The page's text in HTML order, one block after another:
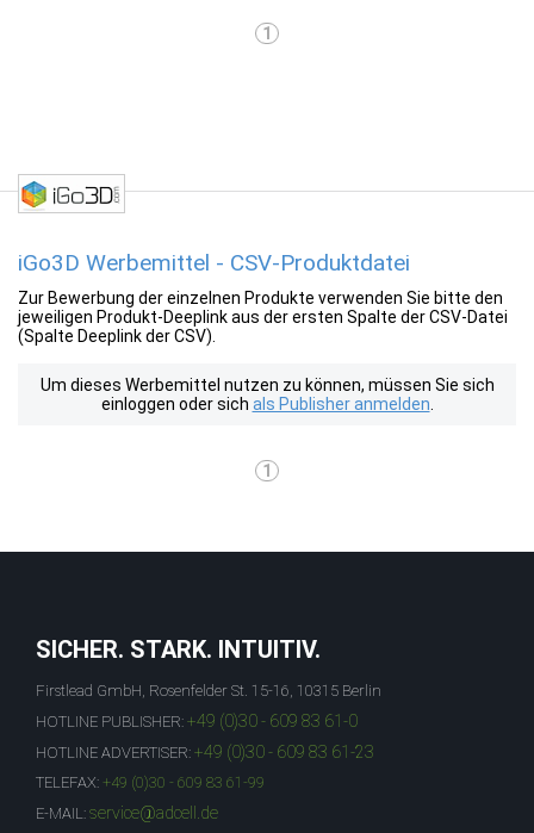
1
iGo3D Werbemittel - CSV-Produktdatei
Zur Bewerbung der einzelnen Produkte verwenden Sie bitte den
jeweiligen Produkt-Deeplink aus der ersten Spalte der CSV-Datei
(Spalte Deeplink der CSV).
Um dieses Werbemittel nutzen zu können, müssen Sie sich
einloggen oder sich als Publisher anmelden
1
SICHER. STARK. INTUITIV.
Firstlead GmbH, Rosenfelder St. 15-16, 10315 Berlin
HOTLINE PUBLISHER: +49 (0)30 - 609 83 61-0
HOTLINE ADVERTISER: +49 (0)30 - 609 83 61-23
TELEFAX: +49 (0)30 - 609 83 61-99
E-MAIL: service@adcell.de